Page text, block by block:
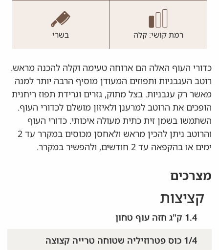
רמת קושי: קלה בשרי
כדורי העוף האלה הם ארוחה טעימה וקלה להכנה מראש.
רוטב העגבניות ותפוזים המעודן מוסיף הרבה יותר למנה
מאשר רק עגבניות. בצל מתוק, גזרים וגרידת תפוז ריחנית
הופכים את הרוטב למרענן ולאיזון מושלם לכדורי העוף.
השתמשו בשמן זית כתית מעולה איכותי. כדורי העוף
והרוטב ניתן להכין מראש ולאחסן מכוסים במקרר עד 2
ימים או בהקפאה עד 2 חודשים, ולהפשיר במקרר.
מצרכים
קציצות
1.4 ק"ג חזה עוף טחון
1/4 כוס פטרוזיליה שטוחה טרייה קצוצה